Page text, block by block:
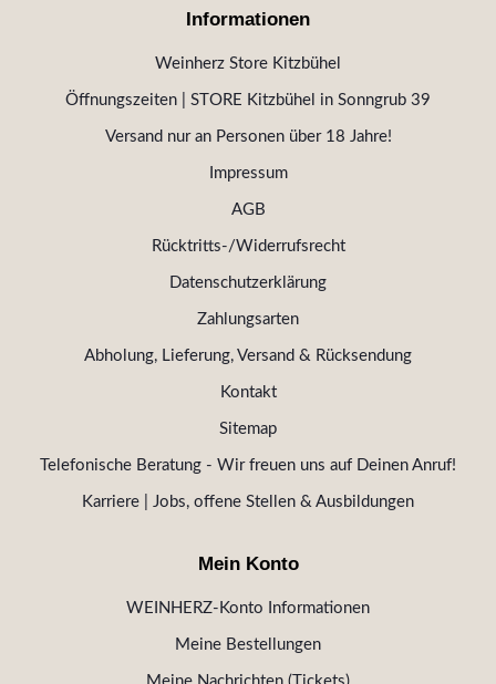
Informationen
Weinherz Store Kitzbühel
Öffnungszeiten | STORE Kitzbühel in Sonngrub 39
Versand nur an Personen über 18 Jahre!
Impressum
AGB
Rücktritts-/Widerrufsrecht
Datenschutzerklärung
Zahlungsarten
Abholung, Lieferung, Versand & Rücksendung
Kontakt
Sitemap
Telefonische Beratung - Wir freuen uns auf Deinen Anruf!
Karriere | Jobs, offene Stellen & Ausbildungen
Mein Konto
WEINHERZ-Konto Informationen
Meine Bestellungen